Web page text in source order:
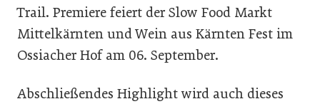
Trail. Premiere feiert der Slow Food Markt
Mittelkärnten und Wein aus Kärnten Fest im
Ossiacher Hof am 06. September.
Abschließendes Highlight wird auch dieses